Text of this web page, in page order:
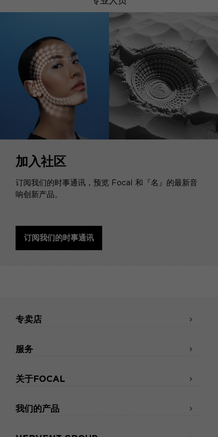
加入社区
订阅我们的时事通讯，预览 Focal 和『名』的最新音
响创新产品。
订阅我们的时事通讯
专卖店
服务
关于FOCAL
我们的产品